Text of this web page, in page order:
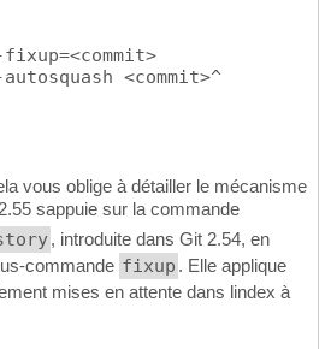
<commit>^
vous oblige à détailler le mécanisme
sappuie sur la commande
, introduite dans Git 2.54, en
commande fixup . Elle applique
mises en attente dans lindex à